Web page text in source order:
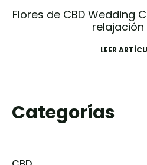
Flores de CBD Wedding
LEER
Categorías